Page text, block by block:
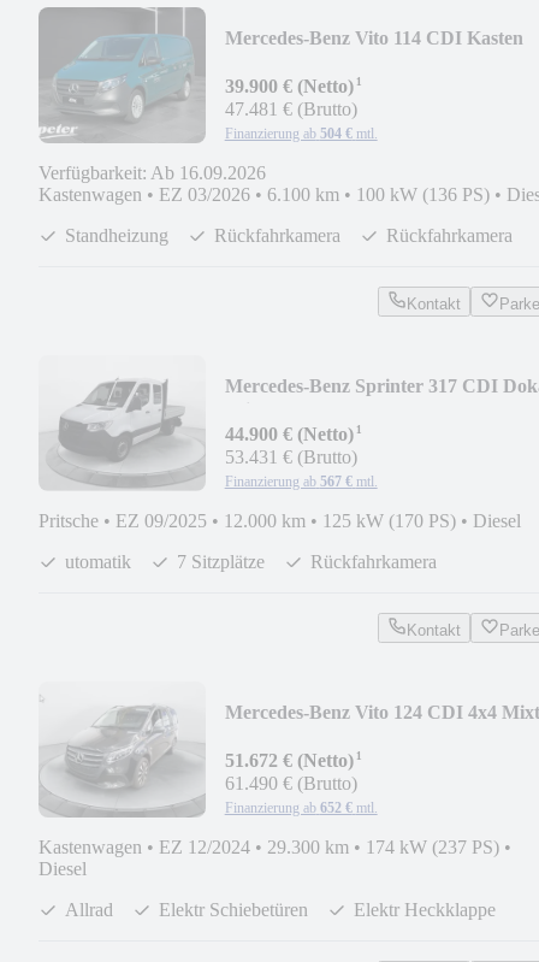
Mercedes-Benz Vito 114 CDI Kasten
9GT+MBUX+STHZG+KLIMA+KA
39.900 € (Netto)¹
47.481 € (Brutto)
Finanzierung ab 504 € mtl.
Verfügbarkeit: Ab 16.09.2026
Kastenwagen • EZ 03/2026 • 6.100 km • 100 kW (136 PS) •
Standheizung
Rückfahrkamera Rückfahrkamera
Kontakt
Mercedes-Benz Sprinter 317 CDI
44.900 € (Netto)¹
53.431 € (Brutto)
Finanzierung ab 567 € mtl.
Pritsche • EZ 09/2025 • 12.000 km • 125 kW (170 PS) • Diesel
utomatik
7 Sitzplätze Rückfahrkamera
Kontakt
Mercedes-Benz Vito 124 CDI 4x4
51.672 € (Netto)¹
61.490 € (Brutto)
Finanzierung ab 652 € mtl.
Kastenwagen • EZ 12/2024 • 29.300 km • 174 kW (237 PS) •
Diesel
Allrad
Elektr Schiebetüren Elektr Heckklappe